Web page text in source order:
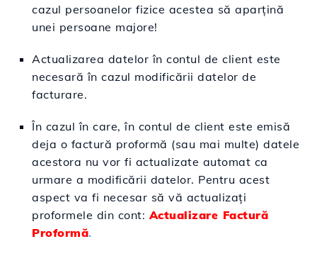
cazul persoanelor fizice acestea să aparţină
unei persoane majore!
Actualizarea datelor în contul de client este
necesară în cazul modificării datelor de
facturare.
În cazul în care, în contul de client este emisă
deja o factură proformă (sau mai multe) datele
acestora nu vor fi actualizate automat ca
urmare a modificării datelor. Pentru acest
aspect va fi necesar să vă actualizați
proformele din cont:Actualizare Factură
Proformă.